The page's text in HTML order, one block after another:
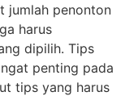
jumlah penonton
harus
dipilih. Tips
penting pada
tips yang harus